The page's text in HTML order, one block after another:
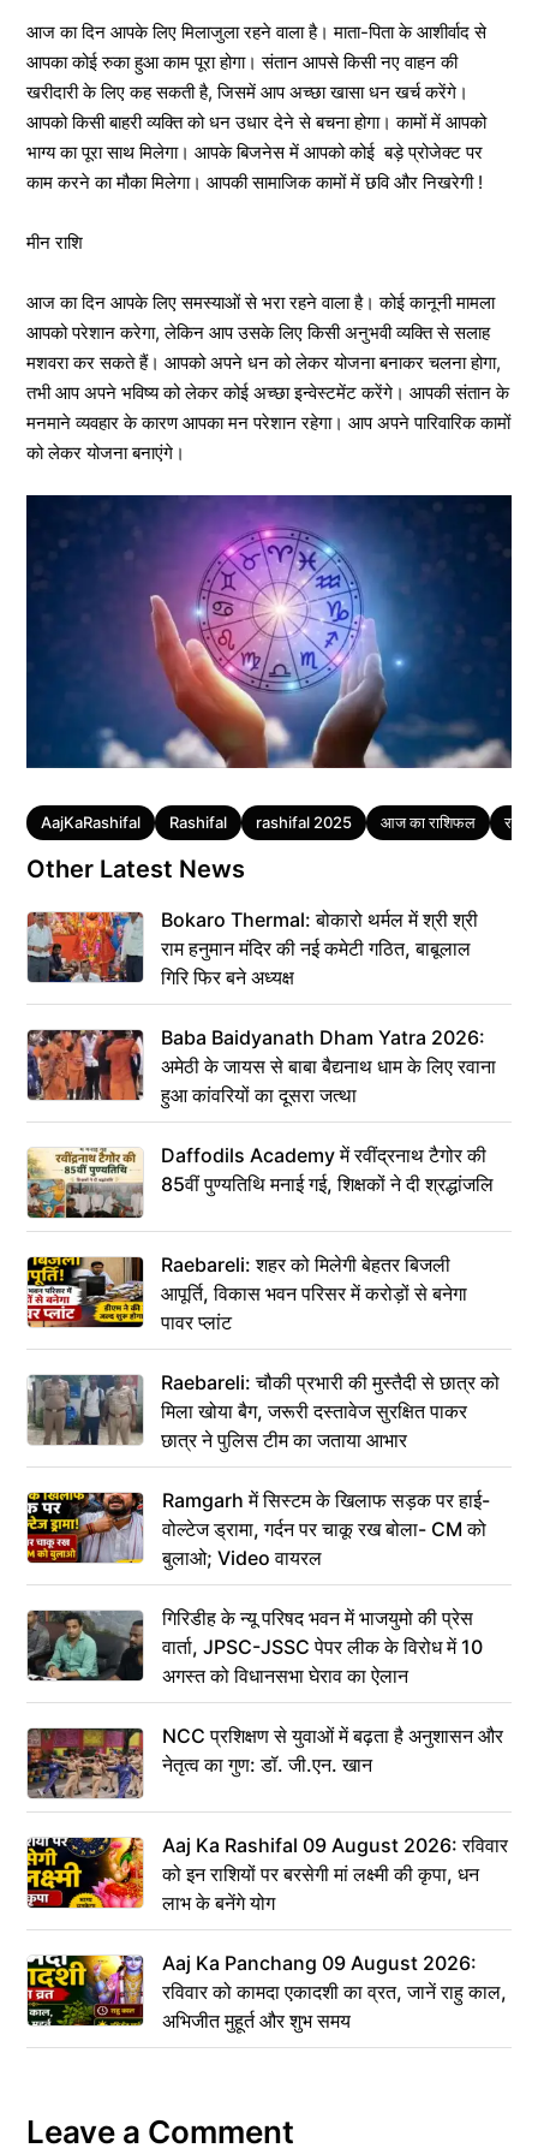
आज का दिन आपके लिए मिलाजुला रहने वाला है। माता-पिता के आशीर्वाद से
आपका कोई रुका हुआ काम पूरा होगा। संतान आपसे किसी नए वाहन की
खरीदारी के लिए कह सकती है, जिसमें आप अच्छा खासा धन खर्च करेंगे।
आपको किसी बाहरी व्यक्ति को धन उधार देने से बचना होगा। कामों में आपको
भाग्य का पूरा साथ मिलेगा। आपके बिजनेस में आपको कोई बड़े प्रोजेक्ट पर
काम करने का मौका मिलेगा। आपकी सामाजिक कामों में छवि और निखरेगी !
मीन राशि
आज का दिन आपके लिए समस्याओं से भरा रहने वाला है। कोई कानूनी मामला
आपको परेशान करेगा, लेकिन आप उसके लिए किसी अनुभवी व्यक्ति से सलाह
मशवरा कर सकते हैं। आपको अपने धन को लेकर योजना बनाकर चलना होगा,
तभी आप अपने भविष्य को लेकर कोई अच्छा इन्वेस्टमेंट करेंगे। आपकी संतान के
मनमाने व्यवहार के कारण आपका मन परेशान रहेगा। आप अपने पारिवारिक कामों
को लेकर योजना बनाएंगे।
Tags
AajKaRashifal Rashifal rashifal 2025 आज का राशिफल
Other Latest News
Bokaro Thermal: बोकारो थर्मल में श्री श्री
राम हनुमान मंदिर की नई कमेटी गठित, बाबूलाल
गिरि फिर बने अध्यक्ष
Baba Baidyanath Dham Yatra 2026:
अमेठी के जायस से बाबा बैद्यनाथ धाम के लिए रवाना
हुआ कांवरियों का दूसरा जत्था
Daffodils Academy में रवींद्रनाथ टैगोर की
85वीं पुण्यतिथि मनाई गई, शिक्षकों ने दी श्रद्धांजलि
Raebareli: शहर को मिलेगी बेहतर बिजली
आपूर्ति, विकास भवन परिसर में करोड़ों से बनेगा
पावर प्लांट
Raebareli: चौकी प्रभारी की मुस्तैदी से छात्र को
मिला खोया बैग, जरूरी दस्तावेज सुरक्षित पाकर
छात्र ने पुलिस टीम का जताया आभार
Ramgarh में सिस्टम के खिलाफ सड़क पर हाई-
वोल्टेज ड्रामा, गर्दन पर चाकू रख बोला- CM को
बुलाओ; Video वायरल
गिरिडीह के न्यू परिषद भवन में भाजयुमो की प्रेस
वार्ता, JPSC-JSSC पेपर लीक के विरोध में 10
अगस्त को विधानसभा घेराव का ऐलान
NCC प्रशिक्षण से युवाओं में बढ़ता है अनुशासन और
नेतृत्व का गुण: डॉ. जी.एन. खान
Aaj Ka Rashifal 09 August 2026: रविवार
को इन राशियों पर बरसेगी मां लक्ष्मी की कृपा, धन
लाभ के बनेंगे योग
Aaj Ka Panchang 09 August 2026:
रविवार को कामदा एकादशी का व्रत, जानें राहु काल,
अभिजीत मुहूर्त और शुभ समय
Leave a Comment